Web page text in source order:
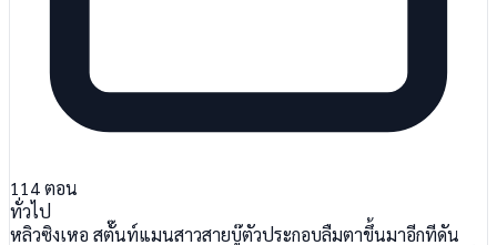
114ตอน
ทั่วไป
หลิวซิงเหอ สตั๊นท์แมนสาวสายบู๊ตัวประกอบลืมตาขึ้นมาอีกทีดัน